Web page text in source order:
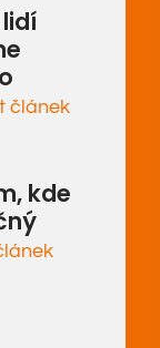
článek
kde